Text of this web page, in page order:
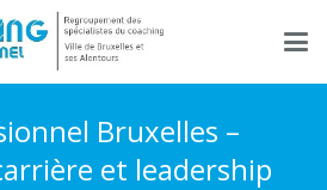
Bruxelles –
et leadership